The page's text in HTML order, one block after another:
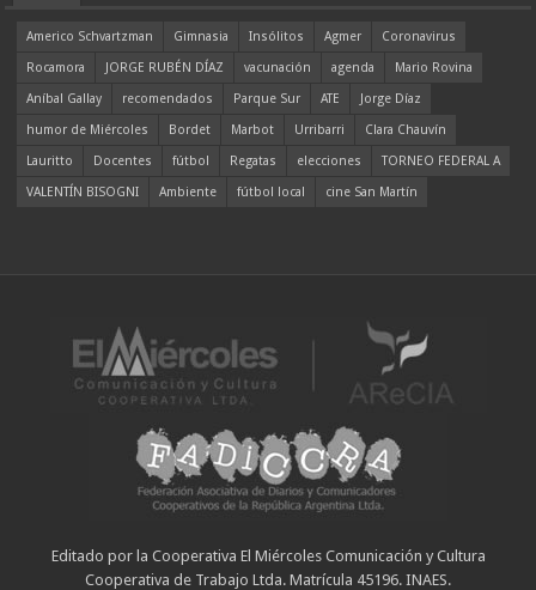
Americo Schvartzman Gimnasia Insólitos Agmer
Coronavirus
Rocamora
JORGE RUBÉN DÍAZ vacunación agenda
Mario Rovina
Aníbal Gallay
recomendados Parque Sur ATE
Jorge Díaz
humor de Miércoles
Bordet Marbot Urribarri
Clara Chauvín
Lauritto
Docentes fútbol Regatas elecciones
TORNEO FEDERAL A
VALENTÍN BISOGNI
Ambiente fútbol local cine San Martín
Editado por la Cooperativa El Miércoles Comunicación y Cultura
Cooperativa de Trabajo Ltda. Matrícula 45196. INAES.